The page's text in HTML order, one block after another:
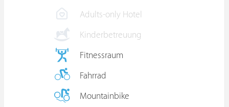
Adults-only Hotel
Kinderbetreuung
Fitnessraum
Fahrrad
Mountainbike